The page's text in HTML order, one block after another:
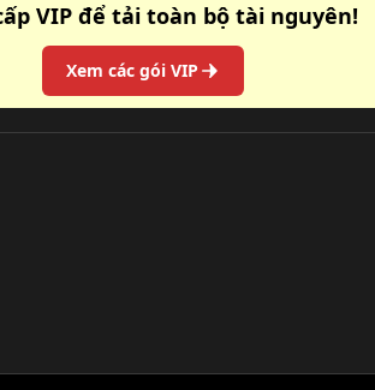
VIP để tải toàn bộ tài nguyên!
Xem các gói VIP